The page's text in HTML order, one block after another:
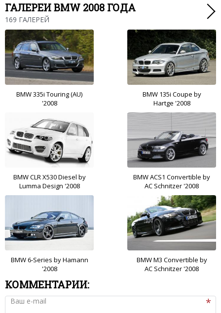
ГАЛЕРЕИ BMW 2008 ГОДА
169 ГАЛЕРЕЙ
BMW 335i Touring (AU)
'2008
BMW 135i Coupe by
Hartge '2008
BMW CLR X530 Diesel by
Lumma Design '2008
BMW ACS1 Convertible by
AC Schnitzer '2008
BMW 6-Series by Hamann
'2008
BMW M3 Convertible by
AC Schnitzer '2008
КОММЕНТАРИИ:
Ваш e-mail